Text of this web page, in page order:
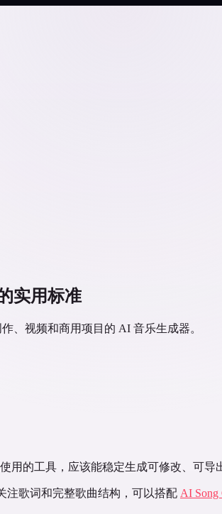
实用标准
、视频和商用项目的 AI 音乐生成器。
用的工具，应该能稳定生成可修改、可导
注歌词和完整歌曲结构，可以搭配 AI Song